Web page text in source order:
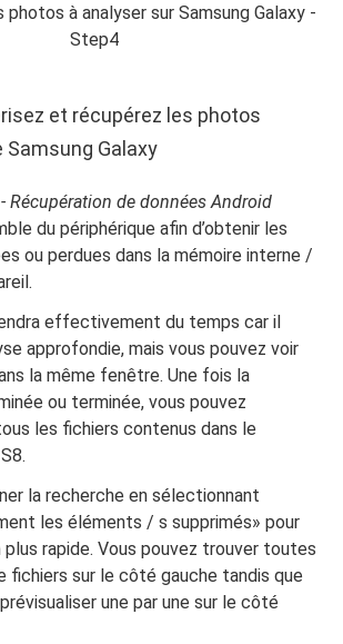
à analyser sur Samsung Galaxy -
Step4
et récupérez les photos
Galaxy
Récupération de données Android
du périphérique afin d’obtenir les
ou perdues dans la mémoire interne /
effectivement du temps car il
approfondie, mais vous pouvez voir
la même fenêtre. Une fois la
ou terminée, vous pouvez
les fichiers contenus dans le
la recherche en sélectionnant
les éléments / s supprimés» pour
plus rapide. Vous pouvez trouver toutes
fichiers sur le côté gauche tandis que
une par une sur le côté